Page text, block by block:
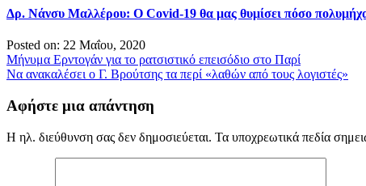
Δρ. Νάνσυ Μαλλέρου: Ο Covid-19 θα μας θυμίσει πόσο
Posted on: 22 Μαΐου, 2020
Πλοήγηση
άρθρων
Μήνυμα Ερντογάν για το ρατσιστικό επεισόδιο στο Παρί
Να ανακαλέσει ο Γ. Βρούτσης τα περί «λαθών από τους λογιστές»
Αφήστε μια απάντηση
Η ηλ. διεύθυνση σας δεν δημοσιεύεται. Τα υποχρεωτικά πεδία